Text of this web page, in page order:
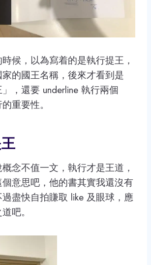
候，以為寫着的是執行提王，
的國王名稱，後來才看到是
」，還要 underline 執行兩個
重要性。
念不值一文，執行才是王道，
意思吧，他的書其實我還沒有
盡快自拍賺取 like 及眼球，應
吧。